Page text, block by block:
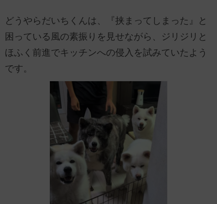
どうやらだいちくんは、『挟まってしまった』と
困っている風の素振りを見せながら、ジリジリと
ほふく前進でキッチンへの侵入を試みていたよう
です。